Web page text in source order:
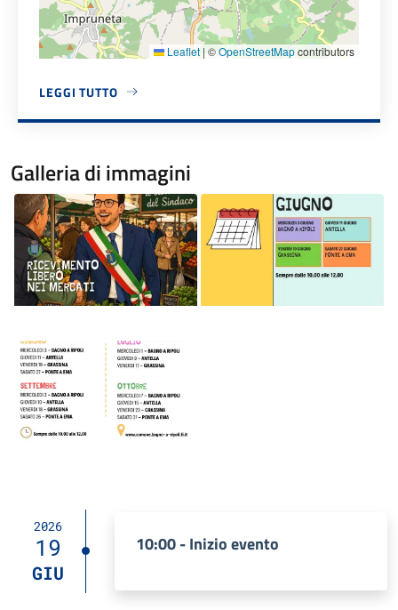
Leaflet | ©OpenStreetMapcontributors
LEGGI TUTTO
A PROPOSITO DI GRASSINA - MERCATO SETTIMANALE
Galleria di immagini
Image
Image
Image
2026
19
GIU
10:00 - Inizio evento